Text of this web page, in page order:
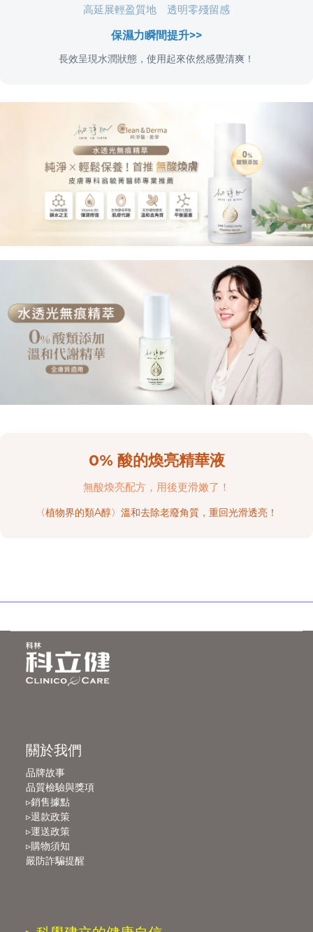
高延展輕盈質地 透明零殘留感
保濕力瞬間提升>>
長效呈現水潤狀態，使用起來依然感覺清爽！
0% 酸的煥亮精華液
無酸煥亮配方，用後更滑嫩了！
〈植物界的類A醇〉溫和去除老廢角質，重回光滑透亮！
關於我們
品牌故事
品質檢驗與獎項
▹銷售據點
▹退款政策
▹運送政策
▹購物須知
嚴防詐騙提醒